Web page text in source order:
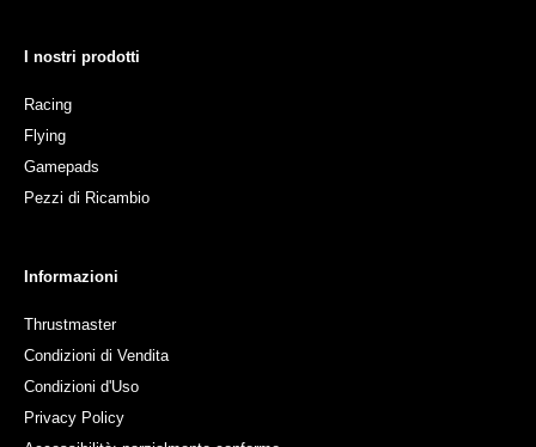
I nostri prodotti
Racing
Flying
Gamepads
Pezzi di Ricambio
Informazioni
Thrustmaster
Condizioni di Vendita
Condizioni d'Uso
Privacy Policy